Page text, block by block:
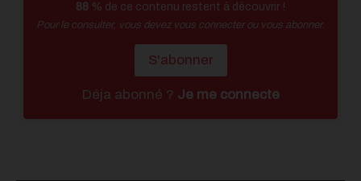
88 % de ce contenu restent à découvrir !
Pour le consulter, vous devez vous connecter ou vous abonner.
S'abonner
Déja abonné ? Je me connecte